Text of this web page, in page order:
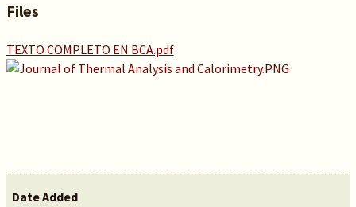
Files
TEXTO COMPLETO EN BCA.pdf
Date Added